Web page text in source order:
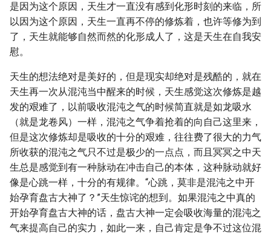
是因为这个原因，天生才一直没有感到化形时刻的来临，所
以因为这个原因，天生一直再不停的修炼着，也许等修为到
了，天生就能够自然而然的化形成人了，这是天生在自我安
慰。
天生的想法绝对是美好的，但是现实却绝对是残酷的，就在
天生再一次从混沌当中醒来的时候，天生感觉这次修炼是越
发的艰难了，以前吸收混沌之气的时候简直就是如龙吸水
（就是龙卷风）一样，混沌之气争着抢着的向自己这里来，
但是这次修炼却是吸收的十分的艰难，往往费了很大的力气
所收获的混沌之气只不过是极少的一点点，而且冥冥之中天
生总是感觉到有一种脉动在冲击自己的本体，这种脉动就好
像是心跳一样，十分的有规律。“心跳，莫非是混沌之中开
始孕育盘古大神了？”天生惊诧的想到。如果混沌之中真的
开始孕育盘古大神的话，盘古大神一定会吸收海量的混沌之
气来提高自己的实力，如此一来，自己肯定是争不过这位混